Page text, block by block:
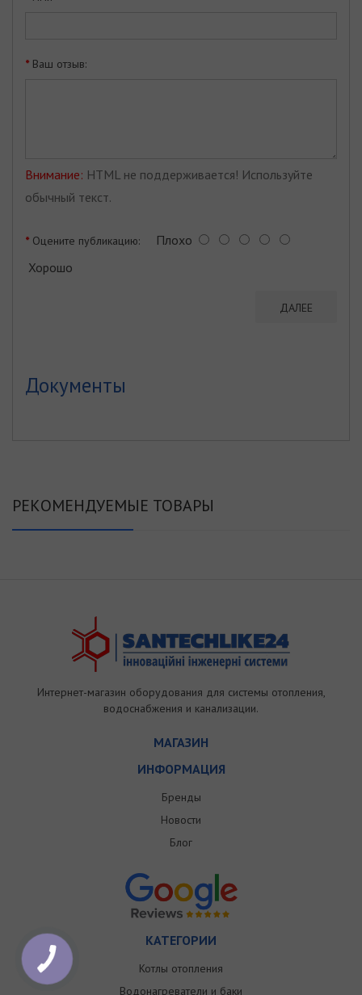
Ваш отзыв:
Внимание: HTML не поддерживается! Используйте
обычный текст.
Оцените публикацию: Плохо
Хорошо
ДАЛЕЕ
Документы
РЕКОМЕНДУЕМЫЕ ТОВАРЫ
Интернет-магазин оборудования для системы отопления,
водоснабжения и канализации.
МАГАЗИН
ИНФОРМАЦИЯ
Бренды
Новости
Блог
КАТЕГОРИИ
Котлы отопления
Водонагреватели и баки